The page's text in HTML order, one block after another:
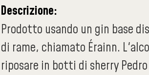
Descrizione:
Prodotto usando un gin base
di rame, chiamato Érainn.
riposare in botti di sherry